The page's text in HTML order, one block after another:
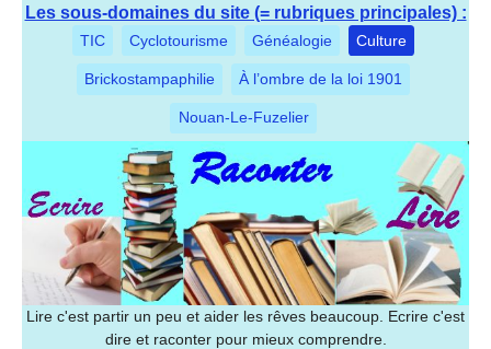
Les sous-domaines du site (= rubriques principales) :
TIC Cyclotourisme Généalogie Culture
Brickostampaphilie À l’ombre de la loi 1901
Nouan-Le-Fuzelier
Lire c'est partir un peu et aider les rêves beaucoup. Ecrire c'est
dire et raconter pour mieux comprendre.